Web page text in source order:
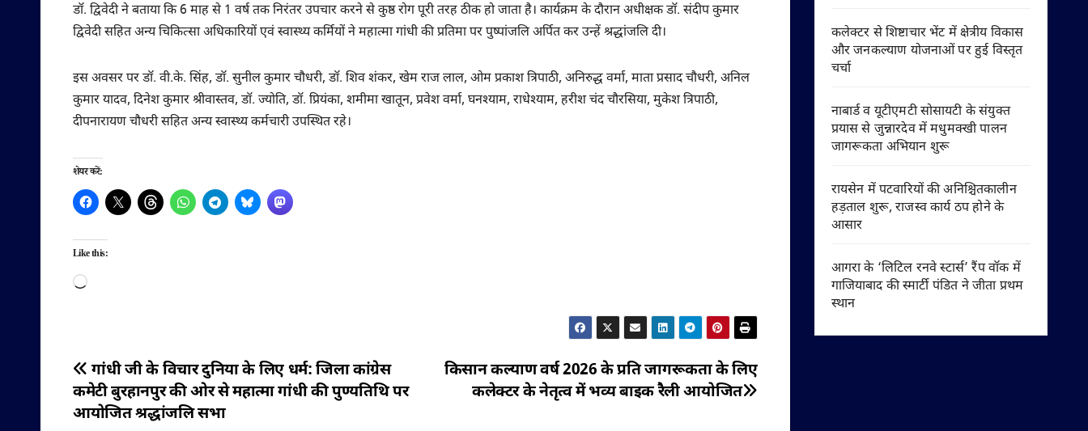
डॉ. द्विवेदी ने बताया कि 6 माह से 1 वर्ष तक निरंतर उपचार करने से कुष्ठ रोग पूरी तरह ठीक हो जाता है। कार्यक्रम के दौरान अधीक्षक डॉ. संदीप कुमार
द्विवेदी सहित अन्य चिकित्सा अधिकारियों एवं स्वास्थ्य कर्मियों ने महात्मा गांधी की प्रतिमा पर पुष्पांजलि अर्पित कर उन्हें श्रद्धांजलि दी।
इस अवसर पर डॉ. वी.के. सिंह, डॉ. सुनील कुमार चौधरी, डॉ. शिव शंकर, खेम राज लाल, ओम प्रकाश त्रिपाठी, अनिरुद्ध वर्मा, माता प्रसाद चौधरी, अनिल
कुमार यादव, दिनेश कुमार श्रीवास्तव, डॉ. ज्योति, डॉ. प्रियंका, शमीमा खातून, प्रवेश वर्मा, घनश्याम, राधेश्याम, हरीश चंद चौरसिया, मुकेश त्रिपाठी,
दीपनारायण चौधरी सहित अन्य स्वास्थ्य कर्मचारी उपस्थित रहे।
शेयर करें:
Like this:
Loading…
पोस्ट
नेविगेशन
किसान कल्याण वर्ष 2026 के प्रति जागरूकता के लिए
कलेक्टर के नेतृत्व में भव्य बाइक रैली आयोजित
गांधी जी के विचार दुनिया के लिए धर्म: जिला कांग्रेस
कमेटी बुरहानपुर की ओर से महात्मा गांधी की पुण्यतिथि पर
आयोजित श्रद्धांजलि सभा
कलेक्टर से शिष्टाचार भेंट में क्षेत्रीय विकास
और जनकल्याण योजनाओं पर हुई विस्तृत
चर्चा
नाबार्ड व यूटीएमटी सोसायटी के संयुक्त
प्रयास से जुन्नारदेव में मधुमक्खी पालन
जागरूकता अभियान शुरू
रायसेन में पटवारियों की अनिश्चितकालीन
हड़ताल शुरू, राजस्व कार्य ठप होने के
आसार
आगरा के ‘लिटिल रनवे स्टार्स’ रैंप वॉक में
गाजियाबाद की स्मार्टी पंडित ने जीता प्रथम
स्थान